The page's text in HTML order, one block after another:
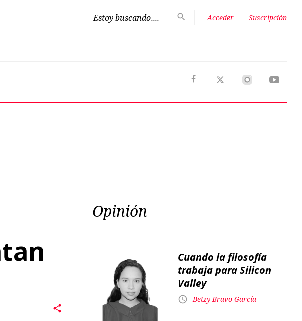
Estoy buscando.... Acceder Suscripción
Opinión
Cuando la filosofía
trabaja para Silicon
Valley
Betzy Bravo García